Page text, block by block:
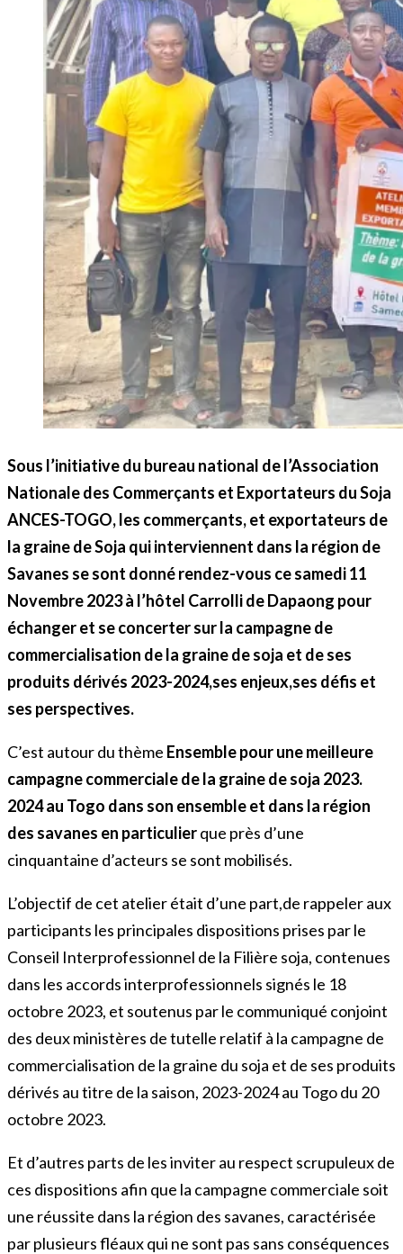
Sous l’initiative du bureau national de l’Association
Nationale des Commerçants et Exportateurs du Soja
ANCES-TOGO, les commerçants, et exportateurs de
la graine de Soja qui interviennent dans la région de
Savanes se sont donné rendez-vous ce samedi 11
Novembre 2023 à l’hôtel Carrolli de Dapaong pour
échanger et se concerter sur la campagne de
commercialisation de la graine de soja et de ses
produits dérivés 2023-2024,ses enjeux,ses défis et
ses perspectives.
C’est autour du thème Ensemble pour une meilleure
campagne commerciale de la graine de soja 2023.
2024 au Togo dans son ensemble et dans la région
des savanes en particulierque près d’une
cinquantaine d’acteurs se sont mobilisés.
L’objectif de cet atelier était d’une part,de rappeler aux
participants les principales dispositions prises par le
Conseil Interprofessionnel de la Filière soja, contenues
dans les accords interprofessionnels signés le 18
octobre 2023, et soutenus par le communiqué conjoint
des deux ministères de tutelle relatif à la campagne de
commercialisation de la graine du soja et de ses produits
dérivés au titre de la saison, 2023-2024 au Togo du 20
octobre 2023.
Et d’autres parts de les inviter au respect scrupuleux de
ces dispositions afin que la campagne commerciale soit
une réussite dans la région des savanes, caractérisée
par plusieurs fléaux qui ne sont pas sans conséquences